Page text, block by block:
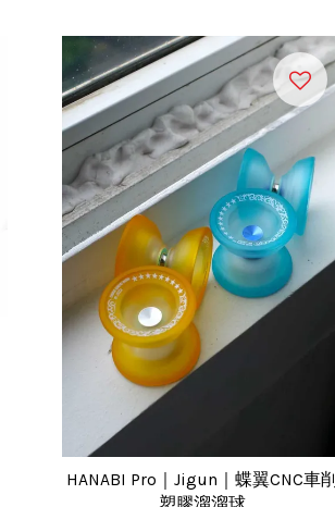
HANABI Pro｜Jigun｜蝶翼CNC車削